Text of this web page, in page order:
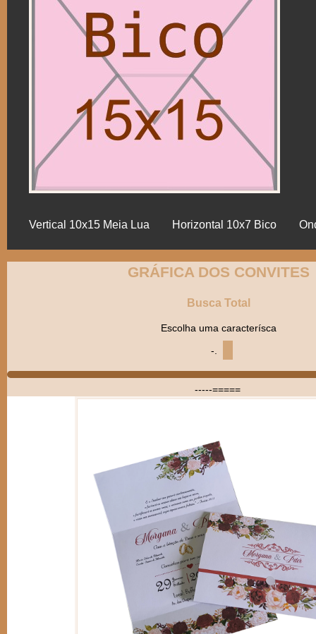
Vertical 10x15 Meia Lua Horizontal 10x7 Bico
GRÁFICA DOS CONVITES
Busca Total
Escolha uma caracterísca
-.
-----=====